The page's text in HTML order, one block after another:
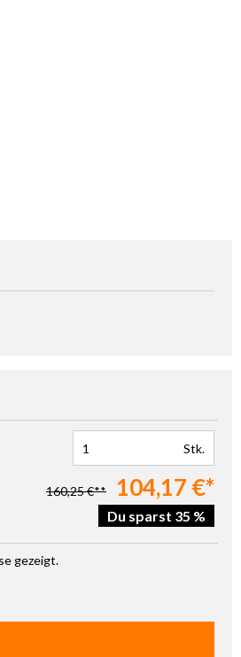
Stk.
160,25 €** 104,17 €*
Du sparst 35 %
gezeigt.